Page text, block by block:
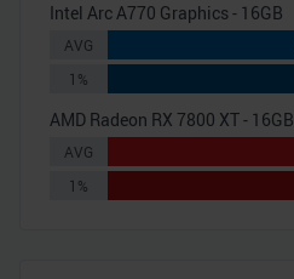
Intel Arc A770 Graphics - 16GB
AVG
1%
AMD Radeon RX 7800 XT - 16GB
AVG
1%